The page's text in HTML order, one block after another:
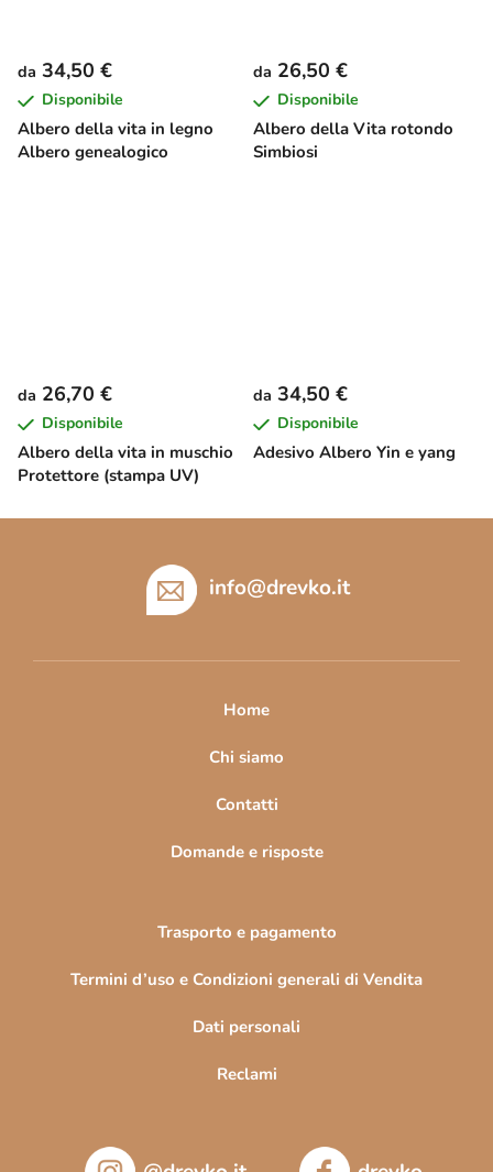
Albero della vita in legno
Albero genealogico
da 34,50 €
Disponibile
Albero della Vita rotondo
Simbiosi
da 26,50 €
Disponibile
Albero della vita in muschio
Protettore (stampa UV)
da 26,70 €
Disponibile
Adesivo Albero Yin e yang
da 34,50 €
Disponibile
info@drevko.it
Home
Chi siamo
Contatti
Domande e risposte
Trasporto e pagamento
Termini d’uso e Condizioni generali di Vendita
Dati personali
Reclami